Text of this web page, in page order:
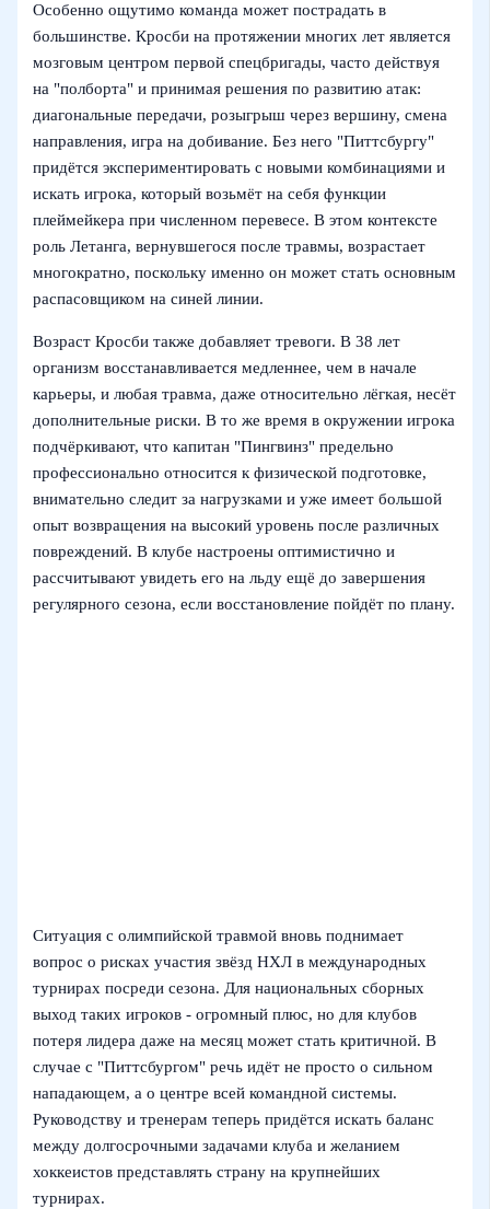
Особенно ощутимо команда может пострадать в
большинстве. Кросби на протяжении многих лет является
мозговым центром первой спецбригады, часто действуя
на "полборта" и принимая решения по развитию атак:
диагональные передачи, розыгрыш через вершину, смена
направления, игра на добивание. Без него "Питтсбургу"
придётся экспериментировать с новыми комбинациями и
искать игрока, который возьмёт на себя функции
плеймейкера при численном перевесе. В этом контексте
роль Летанга, вернувшегося после травмы, возрастает
многократно, поскольку именно он может стать основным
распасовщиком на синей линии.
Возраст Кросби также добавляет тревоги. В 38 лет
организм восстанавливается медленнее, чем в начале
карьеры, и любая травма, даже относительно лёгкая, несёт
дополнительные риски. В то же время в окружении игрока
подчёркивают, что капитан "Пингвинз" предельно
профессионально относится к физической подготовке,
внимательно следит за нагрузками и уже имеет большой
опыт возвращения на высокий уровень после различных
повреждений. В клубе настроены оптимистично и
рассчитывают увидеть его на льду ещё до завершения
регулярного сезона, если восстановление пойдёт по плану.
Ситуация с олимпийской травмой вновь поднимает
вопрос о рисках участия звёзд НХЛ в международных
турнирах посреди сезона. Для национальных сборных
выход таких игроков - огромный плюс, но для клубов
потеря лидера даже на месяц может стать критичной. В
случае с "Питтсбургом" речь идёт не просто о сильном
нападающем, а о центре всей командной системы.
Руководству и тренерам теперь придётся искать баланс
между долгосрочными задачами клуба и желанием
хоккеистов представлять страну на крупнейших
турнирах.